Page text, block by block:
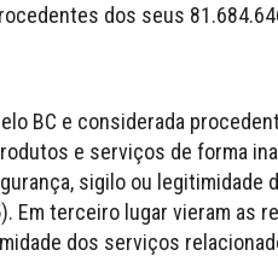
dos seus
BC e considerada
e serviços de forma
sigilo ou legitimidade
Em terceiro lugar vieram as
dos serviços